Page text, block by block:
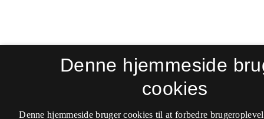
Denne hjemmeside
cookies
Denne hjemmeside bruger cookies til at forbedre